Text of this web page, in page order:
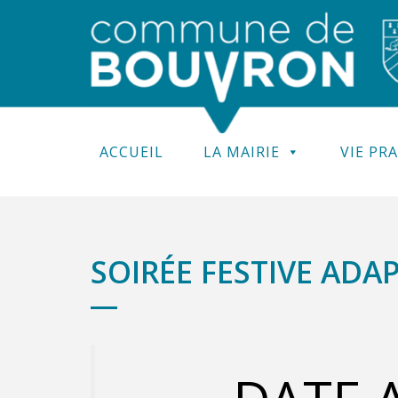
ACCUEIL LA MAIRIE VIE
SOIRÉE FESTIVE